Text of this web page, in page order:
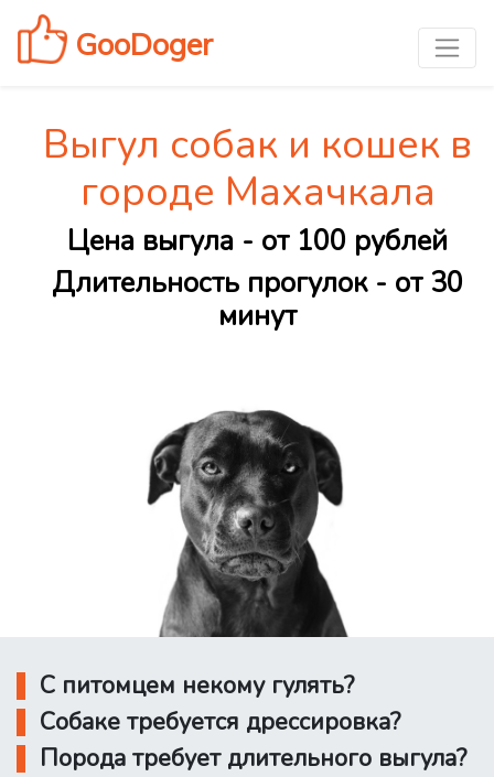
GooDoger
Выгул собак и кошек в
городе Махачкала
Цена выгула - от 100 рублей
Длительность прогулок - от 30
минут
С питомцем некому гулять?
Собаке требуется дрессировка?
Порода требует длительного выгула?